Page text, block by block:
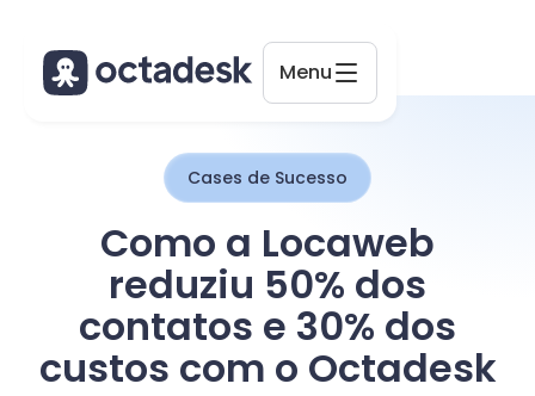
Menu
Cases de Sucesso
Como a Locaweb
reduziu 50% dos
contatos e 30% dos
custos com o Octadesk
Online agora